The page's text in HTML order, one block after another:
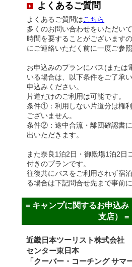
よくあるご質問
よくあるご質問はこちら
多くのお問い合わせをいただい
時間を要することがございます
にご連絡いただく前に一度ご参照
お申込みのプランにバス(または
いる場合は、以下条件をご了承
申込みください。
片道だけのご利用は可能です。
条件①：利用しない片道分は権
ございません。
条件②：途中合流・離団確認書
出いただきます。
また奈良1泊2日・御殿場1泊2日
付きのプランです。
往復共にバスをご利用されず宿
る場合は下記問合せ先まで事前
= キャンプに関するお申込み
支店） =
近畿日本ツーリスト株式会社
センター東日本
「クーバー・コーチング サマ